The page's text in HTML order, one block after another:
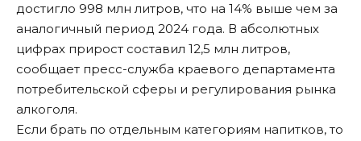
достигло 998 млн литров, что на 14% выше чем за
аналогичный период 2024 года. В абсолютных
цифрах прирост составил 12,5 млн литров,
сообщает пресс-служба краевого департамента
потребительской сферы и регулирования рынка
алкоголя.
Если брать по отдельным категориям напитков, то